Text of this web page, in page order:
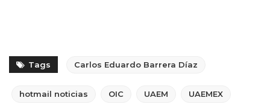
Tags Carlos Eduardo Barrera Díaz
hotmail noticias OIC UAEM UAEMEX